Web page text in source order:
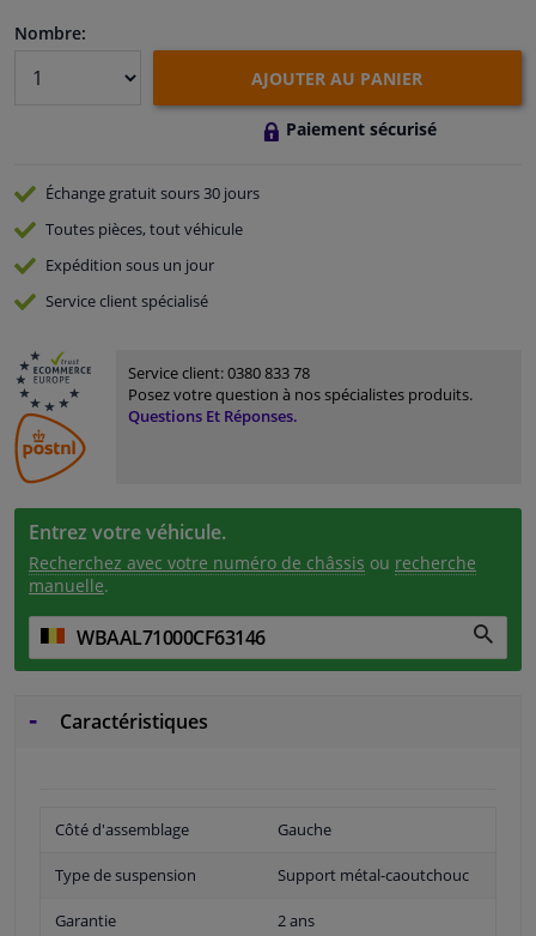
Promotions et réductions
Capteurs & électronique
Nombre:
AJOUTER AU PANIER
Paiement sécurisé
Échange gratuitsours 30 jours
Toutes pièces, tout véhicule
Expédition sous un jour
Serviceclient spécialisé
Service client:0380 833 78
Posez votre question à nos spécialistes produits.
Questions Et Réponses.
Entrez votre véhicule.
Recherchez avec votre numéro de châssis ou recherche
manuelle.
Caractéristiques
Côté d'assemblage Gauche
Type de suspension Support métal-caoutchouc
Garantie 2 ans